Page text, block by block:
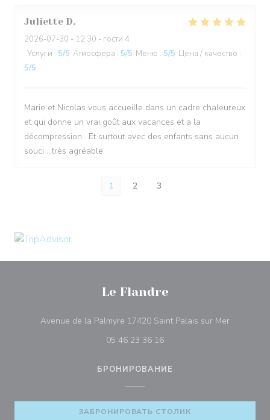
Juliette D
2026-07-30 - 12:30 - гости 4
Услуги : 5/5 Атмосфера : 5/5 Меню : 5/5 Цена / качество :
5/5
Marie et Nicolas vous accueille dans un cadre chaleureux
et qui donne un vrai goût aux vacances et a la
décompression . Et surtout avec des enfants sans aucun
souci ...très agréable
1 2 3
Le Flandre
Avenue de la Palmyre 17420 Saint Palais sur Mer
05 46 23 36 16
БРОНИРОВАНИЕ
ЗАБРОНИРОВАТЬ СТОЛИК